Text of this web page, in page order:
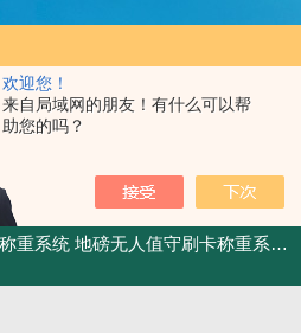
欢迎您！
来自局域网的朋友！有什么可以帮
助您的吗？
重系统 地磅无人值守刷卡称重系统